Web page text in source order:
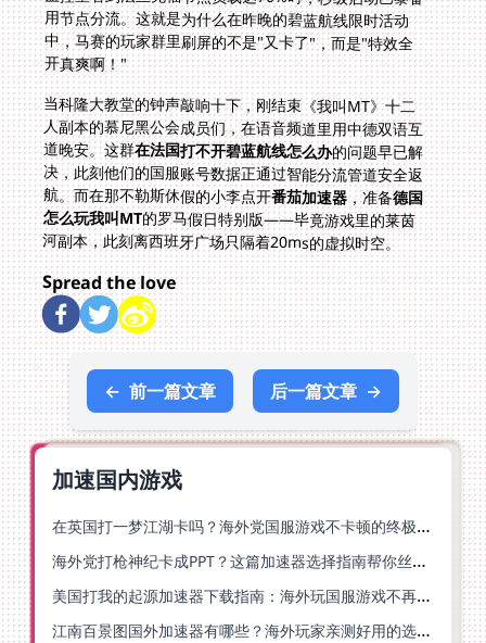
开真爽啊！"
当科隆大教堂的钟声敲响十下，刚结束《我叫MT》十二
人副本的慕尼黑公会成员们，在语音频道里用中德双语互
道晚安。这群在法国打不开碧蓝航线怎么办的问题早已解
决，此刻他们的国服账号数据正通过智能分流管道安全返
航。而在那不勒斯休假的小李点开番茄加速器，准备德国
怎么玩我叫MT的罗马假日特别版——毕竟游戏里的莱茵
河副本，此刻离西班牙广场只隔着20ms的虚拟时空。
Spread the love
← 前一篇文章 后一篇文章 →
加速国内游戏
在英国打一梦江湖卡吗？海外党国服游戏不卡顿的终极解法
海外党打枪神纪卡成PPT？这篇加速器选择指南帮你丝滑上分
美国打我的起源加速器下载指南：海外玩国服游戏不再卡的终极方案
江南百景图国外加速器有哪些？海外玩家亲测好用的选择与避坑指南